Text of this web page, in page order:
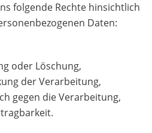
folgende Rechte hinsichtlich
Daten:
oder Löschung,
der Verarbeitung,
gegen die Verarbeitung,